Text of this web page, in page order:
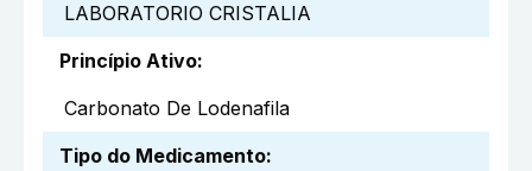
LABORATORIO CRISTALIA
Princípio Ativo:
Carbonato De Lodenafila
Tipo do Medicamento: